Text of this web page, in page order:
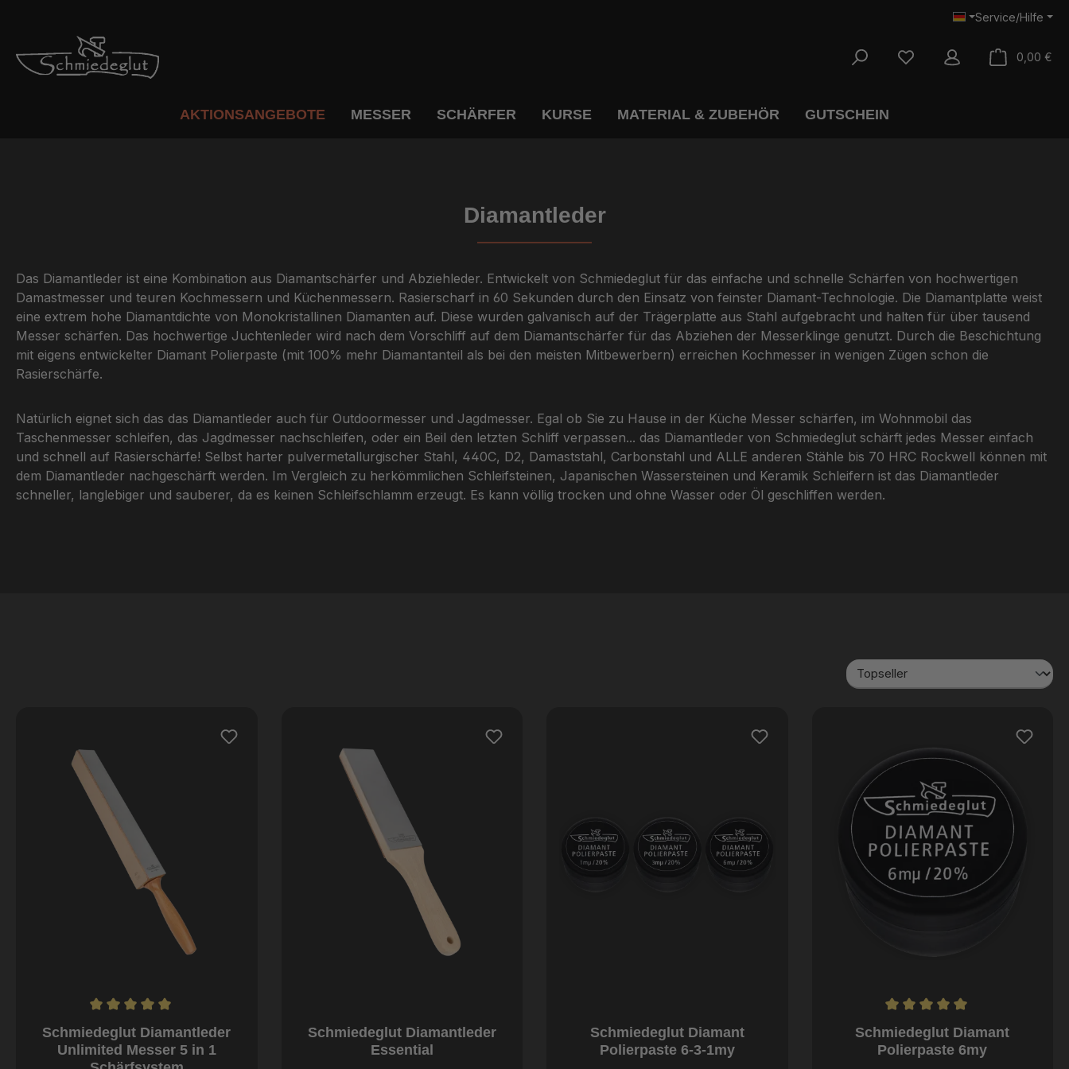
Service/Hilfe
0,00 €
AKTIONSANGEBOTE MESSER SCHÄRFER KURSE MATERIAL & ZUBEHÖR GUTSCHEIN
Diamantleder
Das Diamantleder ist eine Kombination aus Diamantschärfer und Abziehleder. Entwickelt von Schmiedeglut für das einfache und schnelle Schärfen von hochwertigen
Damastmesser und teuren Kochmessern und Küchenmessern. Rasierscharf in 60 Sekunden durch den Einsatz von feinster Diamant-Technologie. Die Diamantplatte weist
eine extrem hohe Diamantdichte von Monokristallinen Diamanten auf. Diese wurden galvanisch auf der Trägerplatte aus Stahl aufgebracht und halten für über tausend
Messer schärfen. Das hochwertige Juchtenleder wird nach dem Vorschliff auf dem Diamantschärfer für das Abziehen der Messerklinge genutzt. Durch die Beschichtung
mit eigens entwickelter Diamant Polierpaste (mit 100% mehr Diamantanteil als bei den meisten Mitbewerbern) erreichen Kochmesser in wenigen Zügen schon die
Rasierschärfe.
Natürlich eignet sich das das Diamantleder auch für Outdoormesser und Jagdmesser. Egal ob Sie zu Hause in der Küche Messer schärfen, im Wohnmobil das
Taschenmesser schleifen, das Jagdmesser nachschleifen, oder ein Beil den letzten Schliff verpassen... das Diamantleder von Schmiedeglut schärft jedes Messer einfach
und schnell auf Rasierschärfe! Selbst harter pulvermetallurgischer Stahl, 440C, D2, Damaststahl, Carbonstahl und ALLE anderen Stähle bis 70 HRC Rockwell können mit
dem Diamantleder nachgeschärft werden. Im Vergleich zu herkömmlichen Schleifsteinen, Japanischen Wassersteinen und Keramik Schleifern ist das Diamantleder
schneller, langlebiger und sauberer, da es keinen Schleifschlamm erzeugt. Es kann völlig trocken und ohne Wasser oder Öl geschliffen werden.
Durchschnittliche Bewertung von 5 von 5 Sternen
Schmiedeglut Diamantleder
Unlimited Messer 5 in 1
Schmiedeglut Diamantleder
Essential
Schmiedeglut Diamant
Polierpaste 6-3-1my
Durchschnittliche Bewertung von 5
Schmiedeglut Diamant
Polierpaste 6my